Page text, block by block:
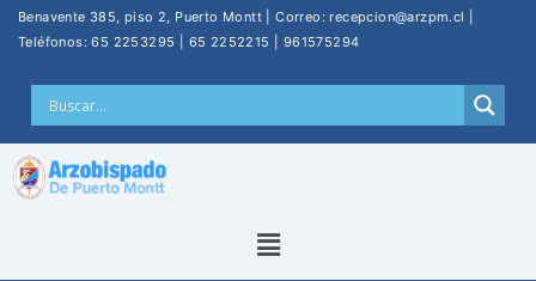
Benavente 385, piso 2, Puerto Montt | Correo: recepcion@arzpm.cl |
Teléfonos: 65 2253295 | 65 2252215 | 961575294